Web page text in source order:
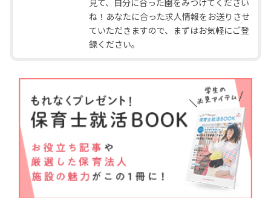
見て、自分に合った園をみつけてください
ね！あなたに合った求人情報をお送りさせ
ていただきますので、まずはお気軽にご登
録ください。